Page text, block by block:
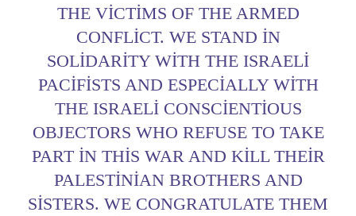
THE VICTIMS OF THE ARMED
CONFLICT. WE STAND IN
SOLIDARITY WITH THE ISRAELI
PACIFISTS AND ESPECIALLY WITH
THE ISRAELI CONSCIENTIOUS
OBJECTORS WHO REFUSE TO TAKE
PART IN THIS WAR AND KILL THEIR
PALESTINIAN BROTHERS AND
SISTERS. WE CONGRATULATE THEM